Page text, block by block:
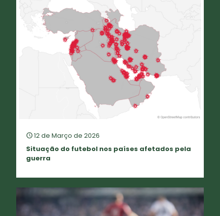
12 de Março de 2026
Situação do futebol nos países afetados pela
guerra